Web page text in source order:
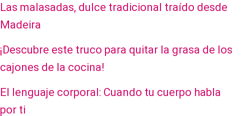
Las malasadas, dulce tradicional traído desde
Madeira
¡Descubre este truco para quitar la grasa de los
cajones de la cocina!
El lenguaje corporal: Cuando tu cuerpo habla
por ti